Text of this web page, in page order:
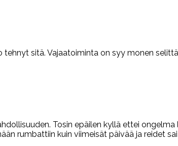
sitä. Vajaatoiminta on syy monen
Tosin epäilen kyllä ettei
rumbattiin kuin viimeisät päivää ja reidet